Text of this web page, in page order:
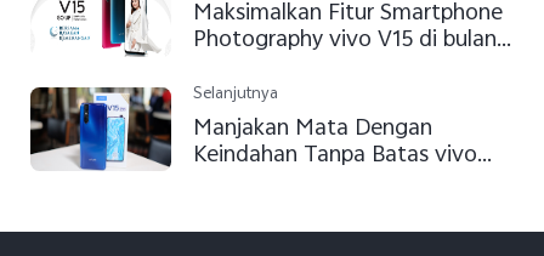
Maksimalkan Fitur Smartphone
Photography vivo V15 di bulan
Selanjutnya
Manjakan Mata Dengan
Keindahan Tanpa Batas vivo